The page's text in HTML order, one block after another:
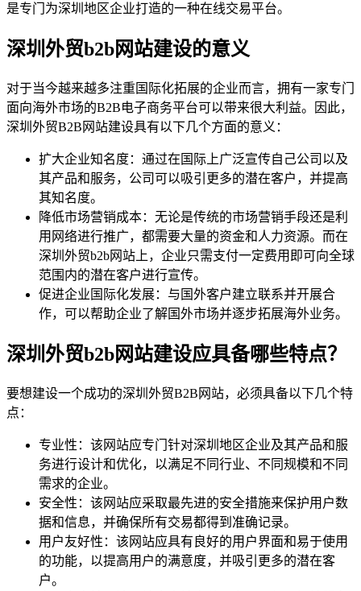
是专门为深圳地区企业打造的一种在线交易平台。
深圳外贸b2b网站建设的意义
对于当今越来越多注重国际化拓展的企业而言，拥有一家专门
面向海外市场的B2B电子商务平台可以带来很大利益。因此，
深圳外贸B2B网站建设具有以下几个方面的意义：
扩大企业知名度：通过在国际上广泛宣传自己公司以及
其产品和服务，公司可以吸引更多的潜在客户，并提高
其知名度。
降低市场营销成本：无论是传统的市场营销手段还是利
用网络进行推广，都需要大量的资金和人力资源。而在
深圳外贸b2b网站上，企业只需支付一定费用即可向全球
范围内的潜在客户进行宣传。
促进企业国际化发展：与国外客户建立联系并开展合
作，可以帮助企业了解国外市场并逐步拓展海外业务。
深圳外贸b2b网站建设应具备哪些特点？
要想建设一个成功的深圳外贸B2B网站，必须具备以下几个特
点：
专业性：该网站应专门针对深圳地区企业及其产品和服
务进行设计和优化，以满足不同行业、不同规模和不同
需求的企业。
安全性：该网站应采取最先进的安全措施来保护用户数
据和信息，并确保所有交易都得到准确记录。
用户友好性：该网站应具有良好的用户界面和易于使用
的功能，以提高用户的满意度，并吸引更多的潜在客
户。